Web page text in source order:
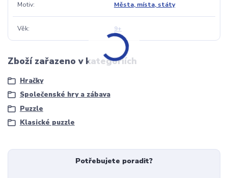
Motiv Města, místa, státy
Věk 9+
Zboží zařazeno v kategoriích
Hračky
Společenské hry a zábava
Puzzle
Klasické puzzle
Potřebujete poradit?